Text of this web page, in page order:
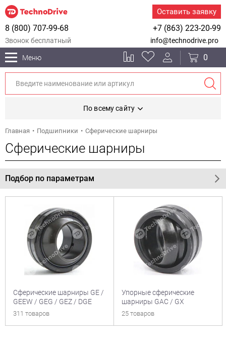
Оставить заявку
+7 (863) 223-20-99
8 (800) 707-99-68
Звонок бесплатный info@technodrive.pro
Меню 0
По всему сайту
Главная Подшипники Сферические шарниры
Сферические шарниры
Подбор по параметрам
Сферические шарниры GE /
GEEW / GEG / GEZ / DGE
311 товаров
Упорные сферические
шарниры GAC / GX
25 товаров